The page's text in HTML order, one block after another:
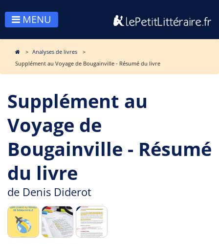
MENU
Analyses de livres
Supplément au Voyage de Bougainville - Résumé du livre
Supplément au
Voyage de
Bougainville - Résumé
du livre
de Denis Diderot